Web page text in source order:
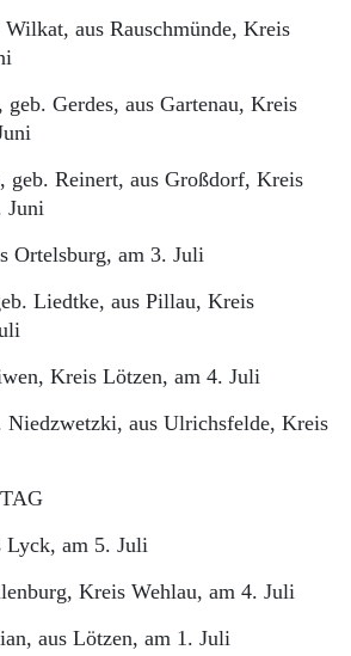
aus Rauschmünde, Kreis
Gerdes, aus Gartenau, Kreis
geb. Reinert, aus Großdorf, Kreis
Juni
Ortelsburg, am 3. Juli
Liedtke, aus Pillau, Kreis
Kreis Lötzen, am 4. Juli
Niedzwetzki, aus Ulrichsfelde, Kreis
Lyck, am 5. Juli
Kreis Wehlau, am 4. Juli
aus Lötzen, am 1. Juli